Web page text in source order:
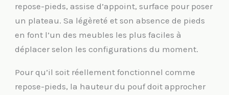
repose-pieds, assise d’appoint, surface pour poser
un plateau. Sa légèreté et son absence de pieds
en font l’un des meubles les plus faciles à
déplacer selon les configurations du moment.
Pour qu’il soit réellement fonctionnel comme
repose-pieds, la hauteur du pouf doit approcher